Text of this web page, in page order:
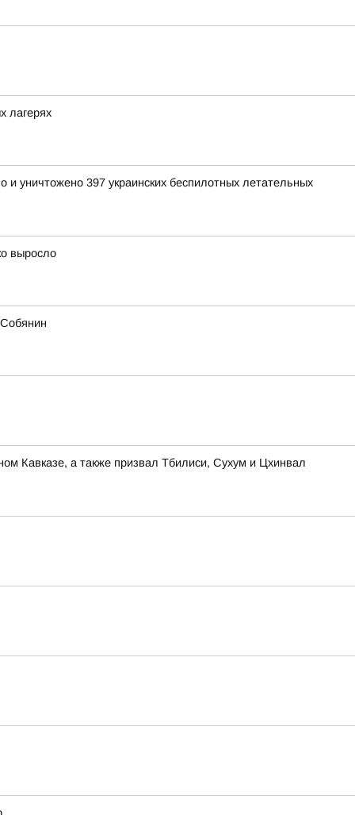
лагерях
уничтожено 397 украинских беспилотных летательных
выросло
Кавказе, а также призвал Тбилиси, Сухум и Цхинвал